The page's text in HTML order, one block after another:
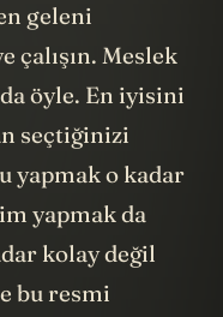
geleni
çalışın. Meslek
öyle. En iyisini
seçtiğinizi
yapmak o kadar
yapmak da
kolay değil
bu resmi